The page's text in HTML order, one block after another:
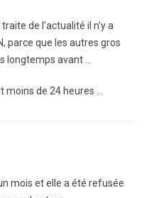
de l’actualité il n’y a
parce que les autres gros
longtemps avant …
moins de 24 heures …
mois et elle a été refusée